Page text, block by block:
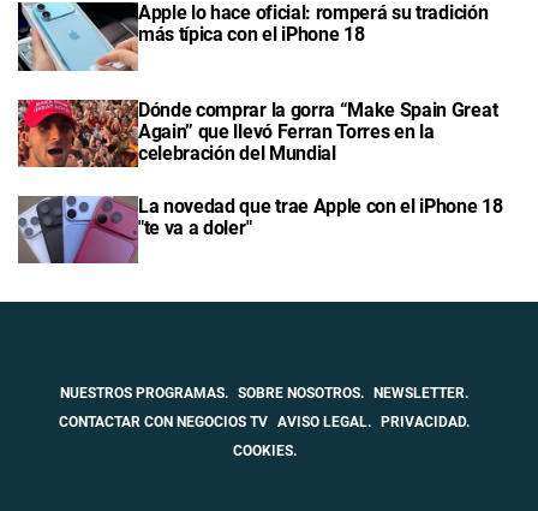
Apple lo hace oficial: romperá su tradición
más típica con el iPhone 18
Dónde comprar la gorra “Make Spain Great
Again” que llevó Ferran Torres en la
celebración del Mundial
La novedad que trae Apple con el iPhone 18
"te va a doler"
NUESTROS PROGRAMAS. SOBRE NOSOTROS.
NEWSLETTER.
CONTACTAR CON NEGOCIOS TV AVISO LEGAL.
PRIVACIDAD.
COOKIES.